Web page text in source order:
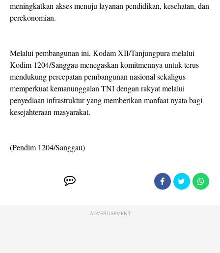
meningkatkan akses menuju layanan pendidikan, kesehatan, dan
perekonomian.
Melalui pembangunan ini, Kodam XII/Tanjungpura melalui
Kodim 1204/Sanggau menegaskan komitmennya untuk terus
mendukung percepatan pembangunan nasional sekaligus
memperkuat kemanunggalan TNI dengan rakyat melalui
penyediaan infrastruktur yang memberikan manfaat nyata bagi
kesejahteraan masyarakat.
(Pendim 1204/Sanggau)
ADVERTISEMENT